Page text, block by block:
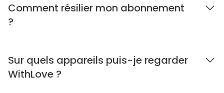
Comment résilier mon abonnement
?
Sur quels appareils puis-je regarder
WithLove ?